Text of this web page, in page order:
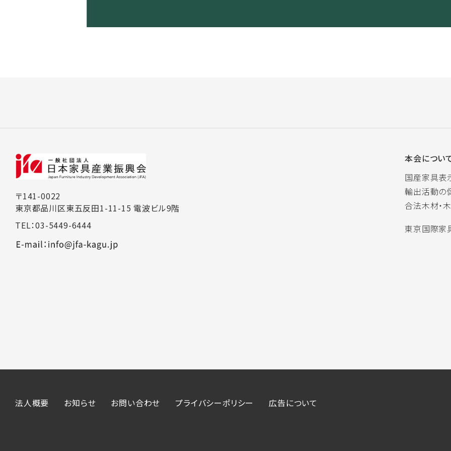
〒141-0022
東京都品川区東五反田1-11-15 電波ビル9階
TEL：03-5449-6444
本会につい
国産家具表
輸出活動の
合法木材・
東京国際家
法人概要 お知らせ お問い合わせ プライバシーポリシー 広告について